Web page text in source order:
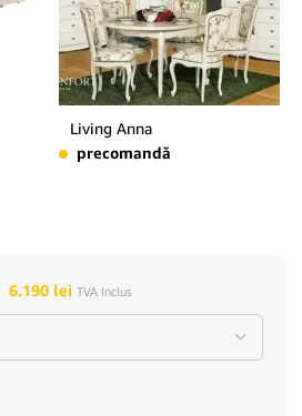
Living Anna
precomandă
6.190 lei TVA Inclus